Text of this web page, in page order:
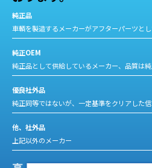
純正品
車輌を製造するメーカーがアフターパーツと
純正OEM
純正品として供給しているメーカー、品質は
優良社外品
純正同等ではないが、一定基準をクリアした
他、社外品
上記以外のメーカー